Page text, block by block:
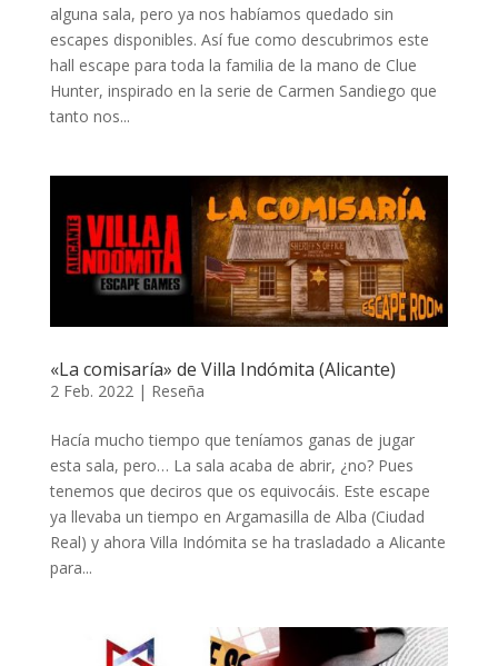
alguna sala, pero ya nos habíamos quedado sin
escapes disponibles. Así fue como descubrimos este
hall escape para toda la familia de la mano de Clue
Hunter, inspirado en la serie de Carmen Sandiego que
tanto nos...
«La comisaría» de Villa Indómita (Alicante)
2 Feb. 2022 | Reseña
Hacía mucho tiempo que teníamos ganas de jugar
esta sala, pero… La sala acaba de abrir, ¿no? Pues
tenemos que deciros que os equivocáis. Este escape
ya llevaba un tiempo en Argamasilla de Alba (Ciudad
Real) y ahora Villa Indómita se ha trasladado a Alicante
para...